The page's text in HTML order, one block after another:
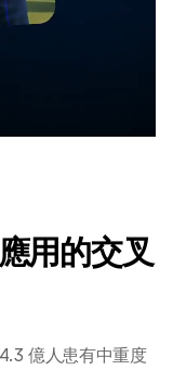
用的交叉
億人患有中重度